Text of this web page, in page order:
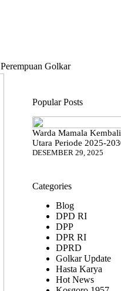
Perempuan Golkar
Popular Posts
Warda Mamala
Utara Periode 2025-
DESEMBER 29, 2025
Categories
Blog
DPD RI
DPP
DPR RI
DPRD
Golkar Update
Hasta Karya
Hot News